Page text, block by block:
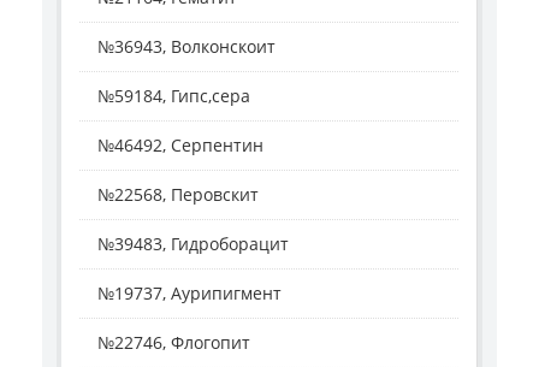
№36943, Волконскоит
№59184, Гипс,сера
№46492, Серпентин
№22568, Перовскит
№39483, Гидроборацит
№19737, Аурипигмент
№22746, Флогопит